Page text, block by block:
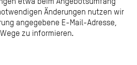
Änderungen nutzen wir
angegebene E-Mail-Adresse,
zu informieren.